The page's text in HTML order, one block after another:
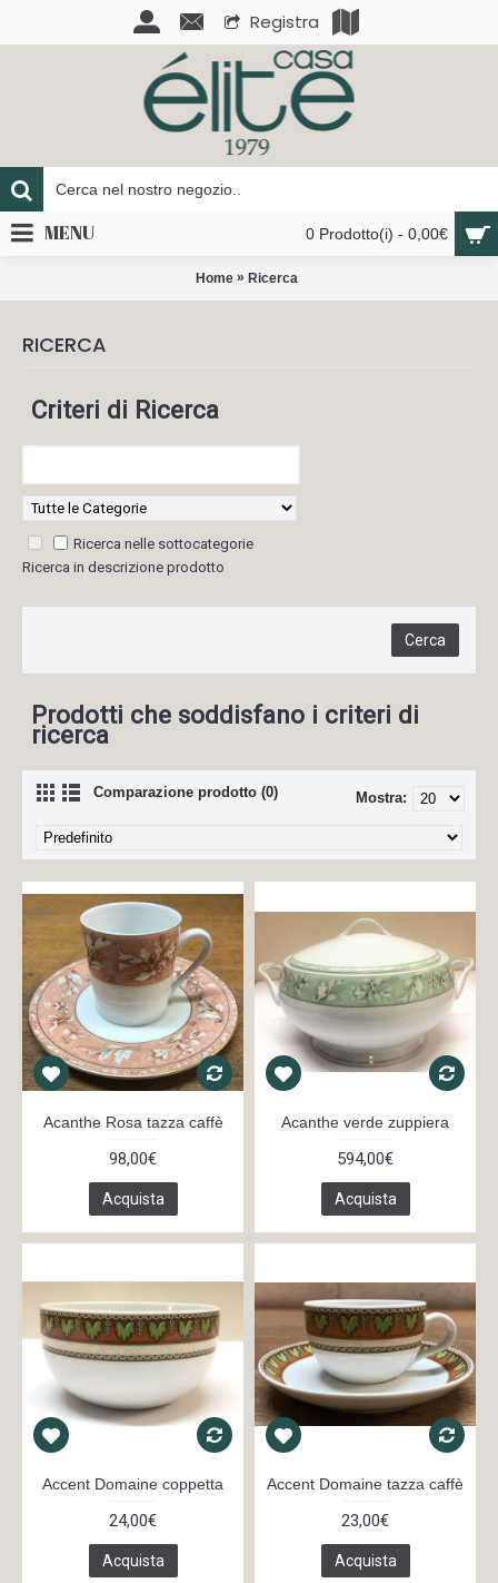
Registra
0 Prodotto(i) - 0,00€
MENU
Home» Ricerca
RICERCA
Criteri di Ricerca
Ricerca nelle sottocategorie
Ricerca in descrizione prodotto
Prodotti che soddisfano i criteri di
ricerca
Comparazione prodotto (0) Mostra:
Acanthe Rosa tazza caffè
98,00€
Acquista
Acanthe verde zuppiera
594,00€
Acquista
Accent Domaine coppetta
24,00€
Acquista
Accent Domaine tazza caffè
23,00€
Acquista